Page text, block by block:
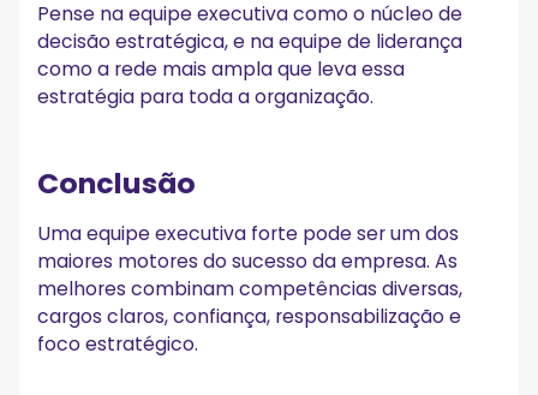
Pense na equipe executiva como o núcleo de
decisão estratégica, e na equipe de liderança
como a rede mais ampla que leva essa
estratégia para toda a organização.
Conclusão
Uma equipe executiva forte pode ser um dos
maiores motores do sucesso da empresa. As
melhores combinam competências diversas,
cargos claros, confiança, responsabilização e
foco estratégico.